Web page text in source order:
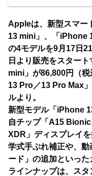
Appleは、新型スマー
13 mini」、「iPhone
の4モデルを9月17日
日より販売をスター
mini」が86,800円（
13 Pro／13 Pro Max
ルより。
新型モデル「iPhone
自チップ「A15
XDR」ディスプレイ
学式手ぶれ補正や、
ード」の追加といった
ラインナップは、ス